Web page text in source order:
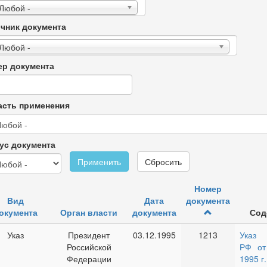
-
документа
-
документа
применения
документа
Применить
Сбросить
Вид
Орган власти
Дата
документа
Номер
документа
Указ
Президент
Российской
Федерации
03.12.1995 1213
Указ
РФ от
1995